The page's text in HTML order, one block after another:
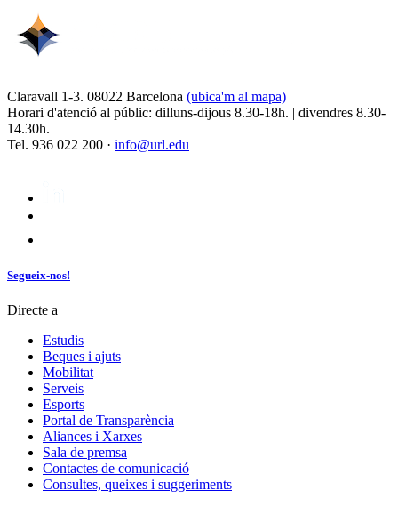
Claravall 1-3. 08022 Barcelona (ubica'm al mapa)
Horari d'atenció al públic: dilluns-dijous 8.30-18h. | divendres 8.30-
14.30h.
Tel. 936 022 200 · info@url.edu
Segueix-nos!
Directe a
Estudis
Beques i ajuts
Mobilitat
Serveis
Esports
Portal de Transparència
Aliances i Xarxes
Sala de premsa
Contactes de comunicació
Consultes, queixes i suggeriments